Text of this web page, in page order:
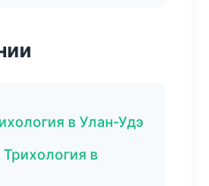
в Улан-Удэ
в